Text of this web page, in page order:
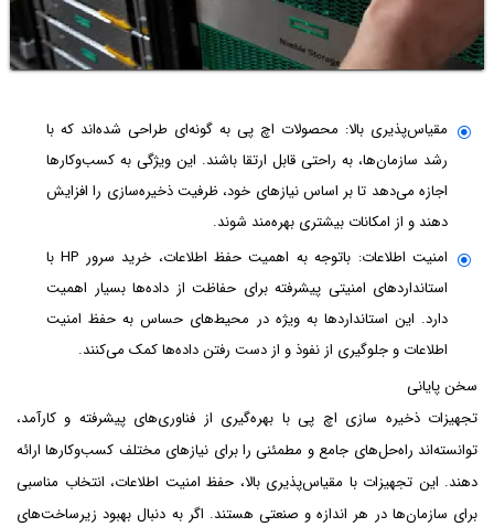
مقیاس‌پذیری بالا: محصولات اچ پی به گونه‌ای طراحی شده‌اند که با
رشد سازمان‌ها، به راحتی قابل ارتقا باشند. این ویژگی به کسب‌وکارها
اجازه می‌دهد تا بر اساس نیازهای خود، ظرفیت ذخیره‌سازی را افزایش
دهند و از امکانات بیشتری بهره‌مند شوند.
امنیت اطلاعات: باتوجه به اهمیت حفظ اطلاعات، خرید سرور HP با
استانداردهای امنیتی پیشرفته ‌برای حفاظت از داده‌ها بسیار اهمیت
دارد. این استانداردها به ‌ویژه در محیط‌های حساس به حفظ امنیت
اطلاعات و جلوگیری از نفوذ و از دست رفتن داده‌ها کمک می‌کنند.
سخن پایانی
تجهیزات ذخیره ‌سازی اچ پی با بهره‌گیری از فناوری‌های پیشرفته و کارآمد،
توانسته‌اند راه‌حل‌های جامع و مطمئنی را برای نیازهای مختلف کسب‌وکارها ارائه
دهند. این تجهیزات با مقیاس‌پذیری بالا، حفظ امنیت اطلاعات، انتخاب مناسبی
برای سازمان‌ها در هر اندازه و صنعتی هستند. اگر به دنبال بهبود زیرساخت‌های